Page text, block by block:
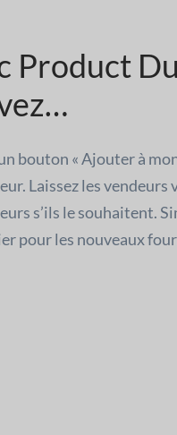
Product
bouton « Ajouter à
Laissez les
s’ils le souhaitent.
pour les nouveaux